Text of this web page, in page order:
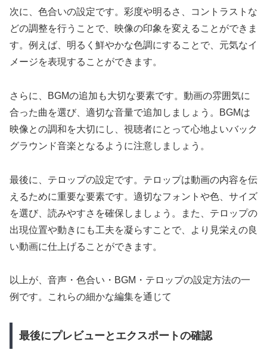
次に、色合いの設定です。彩度や明るさ、コントラストな
どの調整を行うことで、映像の印象を変えることができま
す。例えば、明るく鮮やかな色調にすることで、元気なイ
メージを表現することができます。
さらに、BGMの追加も大切な要素です。動画の雰囲気に
合った曲を選び、適切な音量で追加しましょう。BGMは
映像との調和を大切にし、視聴者にとって心地よいバック
グラウンド音楽となるように注意しましょう。
最後に、テロップの設定です。テロップは動画の内容を伝
えるために重要な要素です。適切なフォントや色、サイズ
を選び、読みやすさを確保しましょう。また、テロップの
出現位置や動きにも工夫を凝らすことで、より見栄えの良
い動画に仕上げることができます。
以上が、音声・色合い・BGM・テロップの設定方法の一
例です。これらの細かな編集を通じて
最後にプレビューとエクスポートの確認